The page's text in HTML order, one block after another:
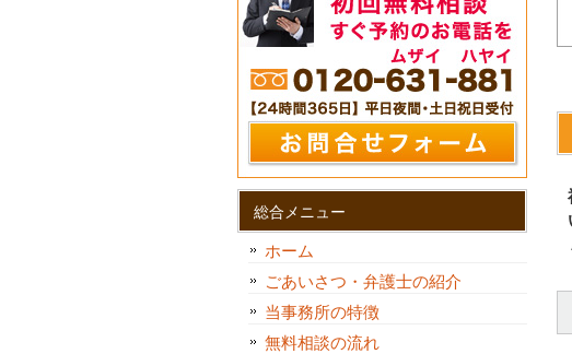
総合メニュー
ホーム
ごあいさつ・弁護士の紹介
当事務所の特徴
無料相談の流れ